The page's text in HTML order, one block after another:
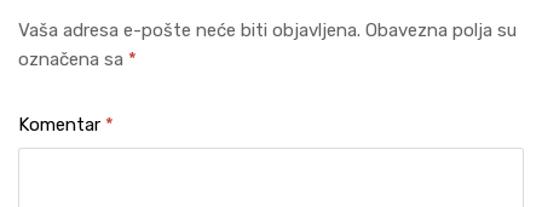
Vaša adresa e-pošte neće biti objavljena. Obavezna polja su
označena sa *
Komentar *